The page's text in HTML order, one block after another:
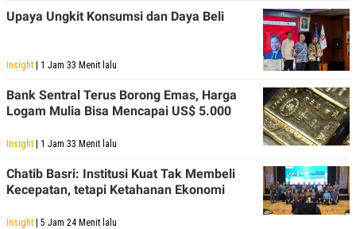
Upaya Ungkit Konsumsi dan Daya Beli
Insight | 1 Jam 33 Menit lalu
Bank Sentral Terus Borong Emas, Harga
Logam Mulia Bisa Mencapai US$ 5.000
Insight | 1 Jam 33 Menit lalu
Chatib Basri: Institusi Kuat Tak Membeli
Kecepatan, tetapi Ketahanan Ekonomi
Insight | 5 Jam 24 Menit lalu